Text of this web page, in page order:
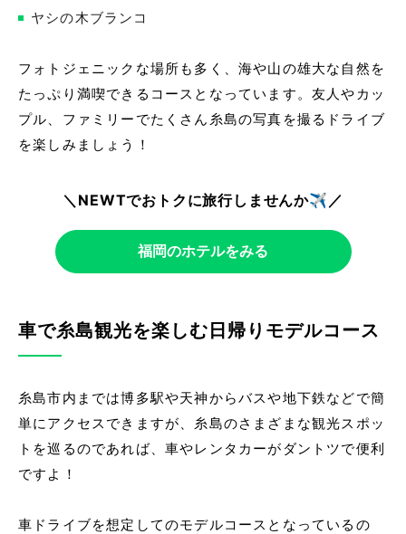
ヤシの木ブランコ
フォトジェニックな場所も多く、海や山の雄大な自然を
たっぷり満喫できるコースとなっています。友人やカッ
プル、ファミリーでたくさん糸島の写真を撮るドライブ
を楽しみましょう！
＼NEWTでおトクに旅行しませんか✈️／
福岡のホテルをみる
車で糸島観光を楽しむ日帰りモデルコース
糸島市内までは博多駅や天神からバスや地下鉄などで簡
単にアクセスできますが、糸島のさまざまな観光スポッ
トを巡るのであれば、車やレンタカーがダントツで便利
ですよ！
車ドライブを想定してのモデルコースとなっているの